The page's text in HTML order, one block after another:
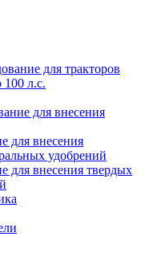
для тракторов
л.с.
для внесения
для внесения
удобрений
для внесения твердых